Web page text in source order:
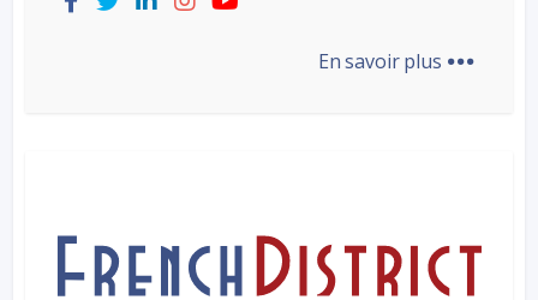
En savoir plus ...